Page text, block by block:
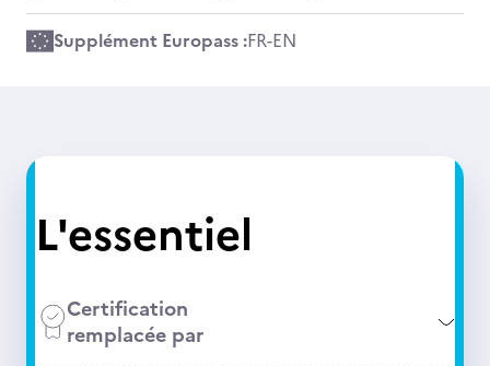
Supplément Europass :FR-EN
L'essentiel
Certification
remplacée par